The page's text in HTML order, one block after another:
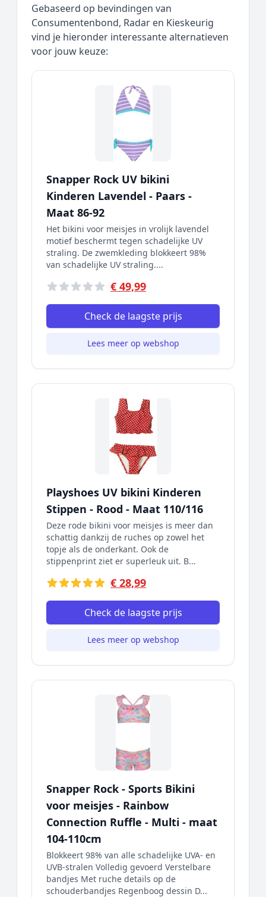
Gebaseerd op bevindingen van
Consumentenbond, Radar en Kieskeurig
vind je hieronder interessante alternatieven
voor jouw keuze:
Snapper Rock UV bikini
Kinderen Lavendel - Paars -
Maat 86-92
Het bikini voor meisjes in vrolijk lavendel
motief beschermt tegen schadelijke UV
straling. De zwemkleding blokkeert 98%
van schadelijke UV straling....
€ 49,99
Check de laagste prijs
Lees meer op webshop
Playshoes UV bikini Kinderen
Stippen - Rood - Maat 110/116
Deze rode bikini voor meisjes is meer dan
schattig dankzij de ruches op zowel het
topje als de onderkant. Ook de
stippenprint ziet er superleuk uit. B...
€ 28,99
Check de laagste prijs
Lees meer op webshop
Snapper Rock - Sports Bikini
voor meisjes - Rainbow
Connection Ruffle - Multi - maat
104-110cm
Blokkeert 98% van alle schadelijke UVA- en
UVB-stralen Volledig gevoerd Verstelbare
bandjes Met ruche details op de
schouderbandjes Regenboog dessin D...